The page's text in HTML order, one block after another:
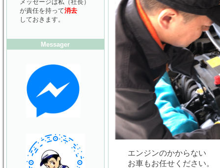
エンジンのかからない
お車もお任せください。
メッセージは私（社長）
が責任を持って消去
しておきます。
Messager